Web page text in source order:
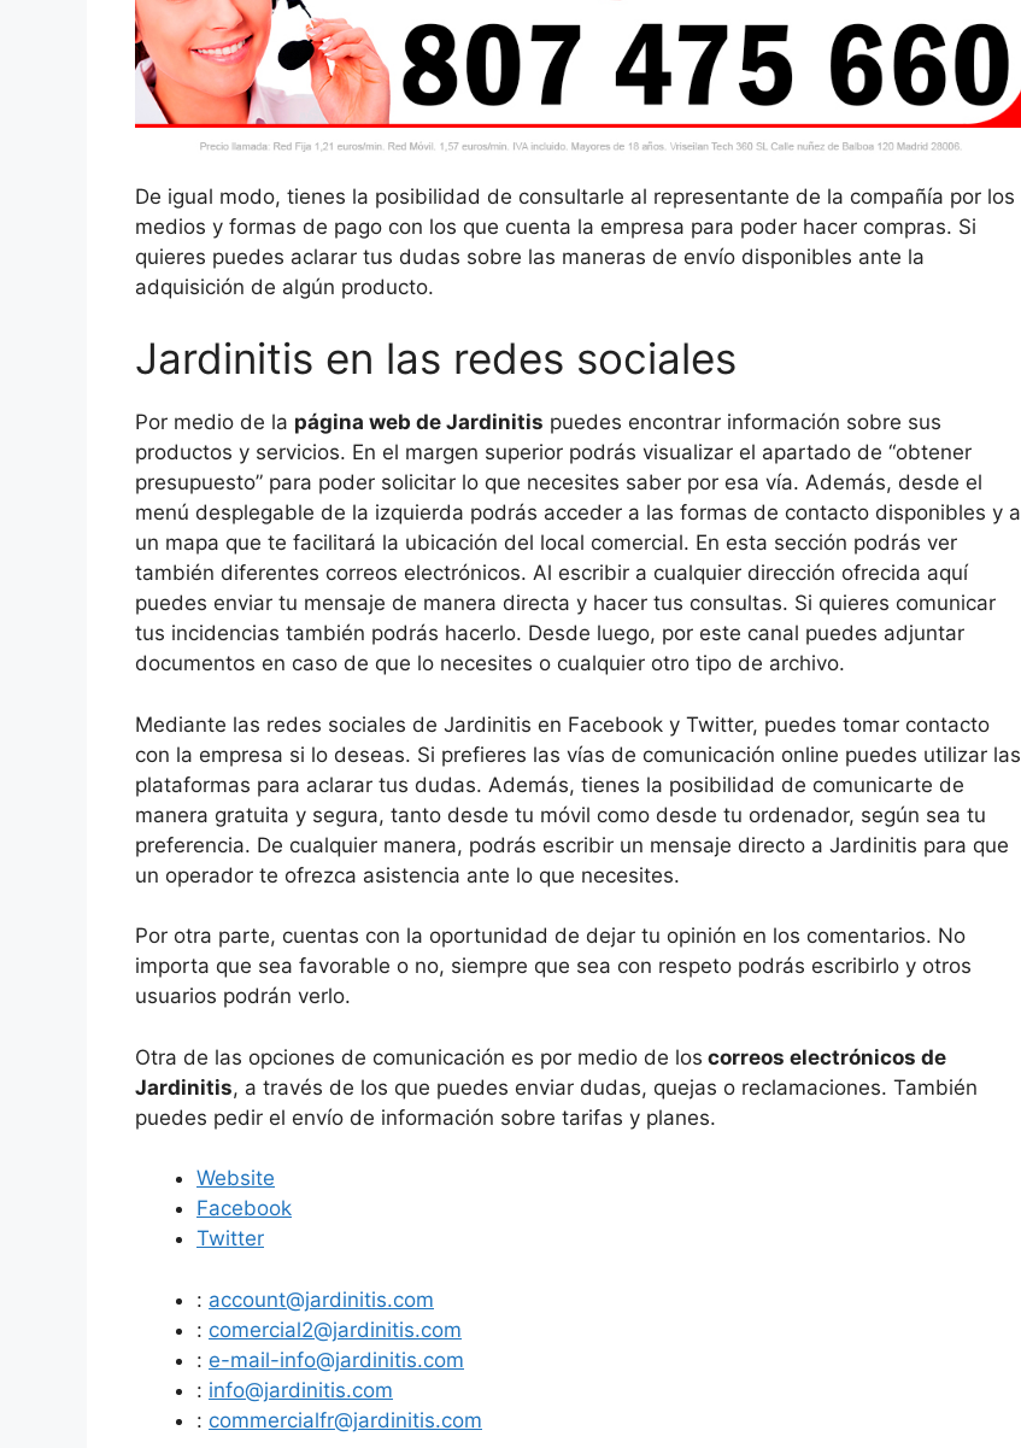
De igual modo, tienes la posibilidad de consultarle al representante de la compañía por los
medios y formas de pago con los que cuenta la empresa para poder hacer compras. Si
quieres puedes aclarar tus dudas sobre las maneras de envío disponibles ante la
adquisición de algún producto.
Jardinitis en las redes sociales
Por medio de la página web de Jardinitis puedes encontrar información sobre sus
productos y servicios. En el margen superior podrás visualizar el apartado de “obtener
presupuesto” para poder solicitar lo que necesites saber por esa vía. Además, desde el
menú desplegable de la izquierda podrás acceder a las formas de contacto disponibles y a
un mapa que te facilitará la ubicación del local comercial. En esta sección podrás ver
también diferentes correos electrónicos. Al escribir a cualquier dirección ofrecida aquí
puedes enviar tu mensaje de manera directa y hacer tus consultas. Si quieres comunicar
tus incidencias también podrás hacerlo. Desde luego, por este canal puedes adjuntar
documentos en caso de que lo necesites o cualquier otro tipo de archivo.
Mediante las redes sociales de Jardinitis en Facebook y Twitter, puedes tomar contacto
con la empresa si lo deseas. Si prefieres las vías de comunicación online puedes utilizar las
plataformas para aclarar tus dudas. Además, tienes la posibilidad de comunicarte de
manera gratuita y segura, tanto desde tu móvil como desde tu ordenador, según sea tu
preferencia. De cualquier manera, podrás escribir un mensaje directo a Jardinitis para que
un operador te ofrezca asistencia ante lo que necesites.
Por otra parte, cuentas con la oportunidad de dejar tu opinión en los comentarios. No
importa que sea favorable o no, siempre que sea con respeto podrás escribirlo y otros
usuarios podrán verlo.
Otra de las opciones de comunicación es por medio de los correos electrónicos de
Jardinitis, a través de los que puedes enviar dudas, quejas o reclamaciones. También
puedes pedir el envío de información sobre tarifas y planes.
Website
Facebook
Twitter
: account@jardinitis.com
: comercial2@jardinitis.com
: e-mail-info@jardinitis.com
: info@jardinitis.com
: commercialfr@jardinitis.com